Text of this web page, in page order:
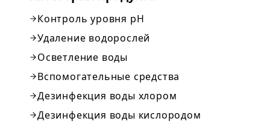
Контроль уровня pH
Удаление водорослей
Осветление воды
Вспомогательные средства
Дезинфекция воды хлором
Дезинфекция воды кислородом